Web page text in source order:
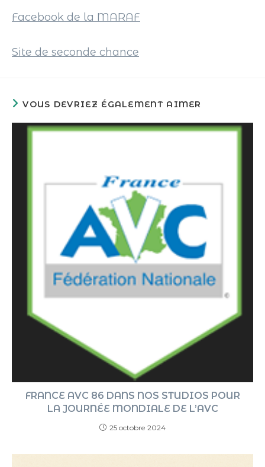
Facebook de la MARAF
Site de seconde chance
VOUS DEVRIEZ ÉGALEMENT AIMER
FRANCE AVC 86 DANS NOS STUDIOS POUR
LA JOURNÉE MONDIALE DE L’AVC
25 octobre 2024